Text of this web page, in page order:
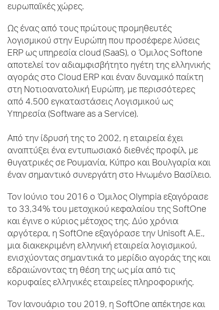
ευρωπαϊκές χώρες.
Ως ένας από τους πρώτους προμηθευτές
λογισμικού στην Ευρώπη που προσέφερε λύσεις
ERP ως υπηρεσία cloud (SaaS), ο Όμιλος Softone
αποτελεί τον αδιαμφισβήτητο ηγέτη της ελληνικής
αγοράς στο Cloud ERP και έναν δυναμικό παίκτη
στη Νοτιοανατολική Ευρώπη, με περισσότερες
από 4.500 εγκαταστάσεις Λογισμικού ως
Υπηρεσία (Software as a Service).
Από την ίδρυσή της το 2002, η εταιρεία έχει
αναπτύξει ένα εντυπωσιακό διεθνές προφίλ, με
θυγατρικές σε Ρουμανία, Κύπρο και Βουλγαρία και
έναν σημαντικό συνεργάτη στο Ηνωμένο Βασίλειο.
Τον Ιούνιο του 2016 ο Όμιλος Olympia εξαγόρασε
το 33,34% του μετοχικού κεφαλαίου της SoftOne
και έγινε ο κύριος μέτοχος της. Δύο χρόνια
αργότερα, η SoftOne εξαγόρασε την Unisoft Α.Ε.,
μια διακεκριμένη ελληνική εταιρεία λογισμικού,
ενισχύοντας σημαντικά το μερίδιο αγοράς της και
εδραιώνοντας τη θέση της ως μία από τις
κορυφαίες ελληνικές εταιρείες πληροφορικής.
Τον Ιανουάριο του 2019, η SoftOne απέκτησε και